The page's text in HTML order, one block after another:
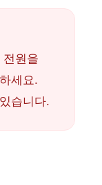
전원을
세요.
습니다.